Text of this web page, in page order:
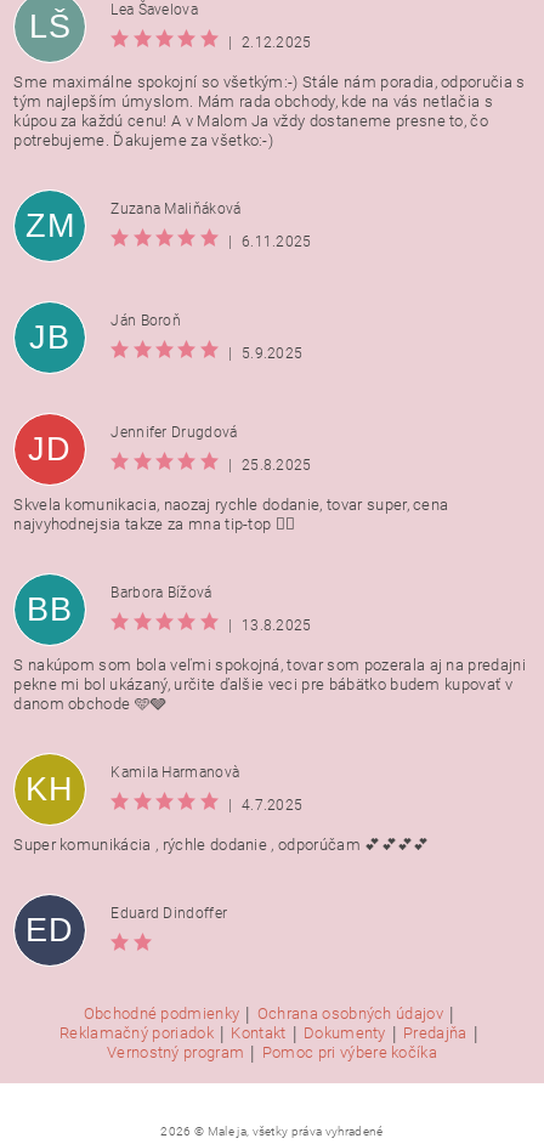
LŠ
Lea Šavelova
|
2.12.2025
Sme maximálne spokojní so všetkým:-) Stále nám poradia, odporučia s
tým najlepším úmyslom. Mám rada obchody, kde na vás netlačia s
kúpou za každú cenu! A v Malom Ja vždy dostaneme presne to, čo
potrebujeme. Ďakujeme za všetko:-)
ZM
Zuzana Maliňáková
|
6.11.2025
JB
Ján Boroň
|
5.9.2025
JD
Jennifer Drugdová
|
25.8.2025
Skvela komunikacia, naozaj rychle dodanie, tovar super, cena
najvyhodnejsia takze za mna tip-top 👍🏻
BB
Barbora Bížová
|
13.8.2025
S nakúpom som bola veľmi spokojná, tovar som pozerala aj na predajni
pekne mi bol ukázaný, určite ďalšie veci pre bábätko budem kupovať v
danom obchode 🩵🩶
KH
Kamila Harmanovà
|
4.7.2025
Super komunikácia , rýchle dodanie , odporúčam 💕💕💕💕
ED Eduard Dindoffer
Obchodné podmienky | Ochrana osobných údajov |
Reklamačný poriadok | Kontakt | Dokumenty | Predajňa |
Vernostný program | Pomoc pri výbere kočíka
2026 © Male ja, všetky práva vyhradené